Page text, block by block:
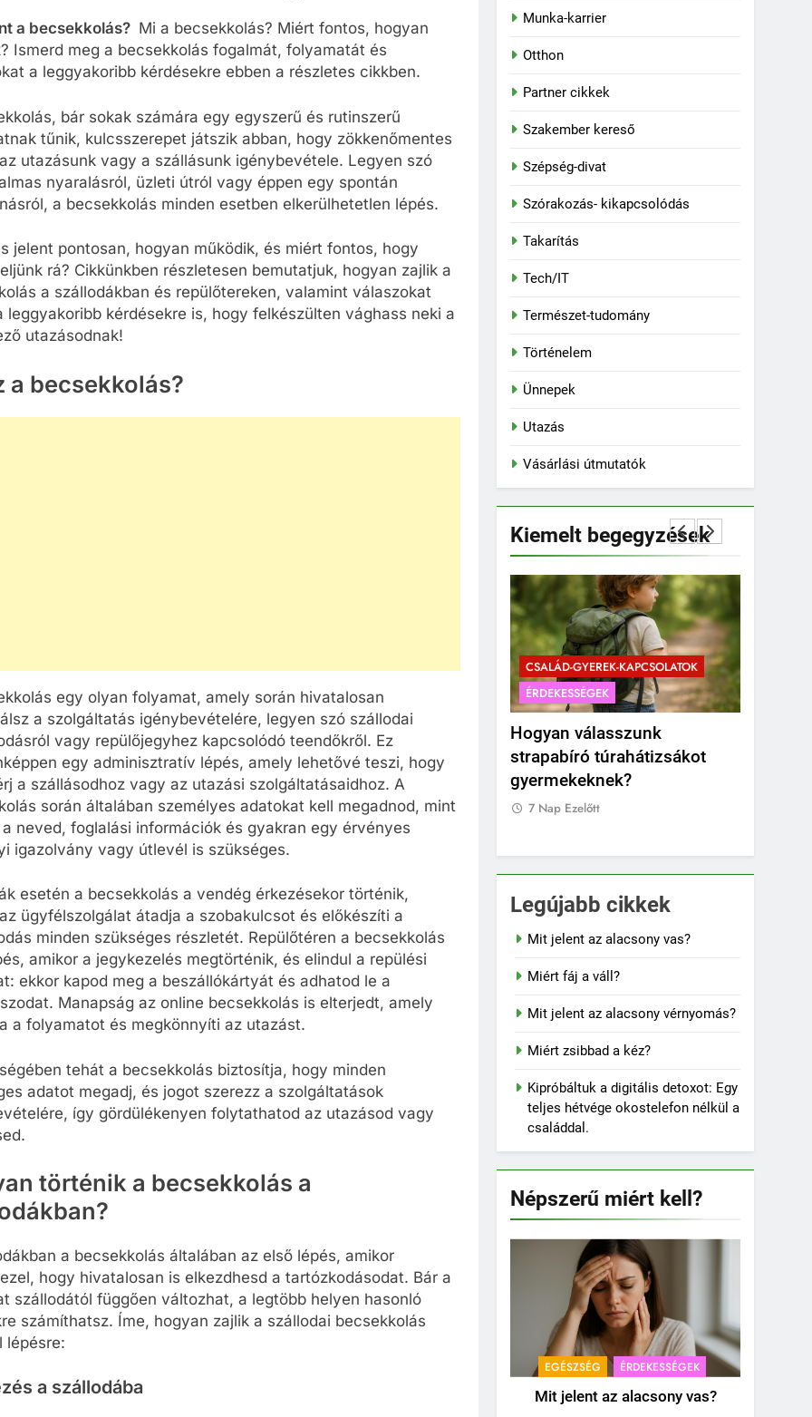
a becsekkolás? Mi a becsekkolás? Miért fontos, hogyan
Ismerd meg a becsekkolás fogalmát, folyamatát és
a leggyakoribb kérdésekre ebben a részletes cikkben.
bár sokak számára egy egyszerű és rutinszerű
tűnik, kulcsszerepet játszik abban, hogy zökkenőmentes
utazásunk vagy a szállásunk igénybevétele. Legyen szó
nyaralásról, üzleti útról vagy éppen egy spontán
a becsekkolás minden esetben elkerülhetetlen lépés.
jelent pontosan, hogyan működik, és miért fontos, hogy
rá? Cikkünkben részletesen bemutatjuk, hogyan zajlik a
a szállodákban és repülőtereken, valamint válaszokat
leggyakoribb kérdésekre is, hogy felkészülten vághass neki a
utazásodnak!
a becsekkolás?
egy olyan folyamat, amely során hivatalosan
a szolgáltatás igénybevételére, legyen szó szállodai
vagy repülőjegyhez kapcsolódó teendőkről. Ez
egy adminisztratív lépés, amely lehetővé teszi, hogy
a szállásodhoz vagy az utazási szolgáltatásaidhoz. A
során általában személyes adatokat kell megadnod, mint
a neved, foglalási információk és gyakran egy érvényes
igazolvány vagy útlevél is szükséges.
esetén a becsekkolás a vendég érkezésekor történik,
ügyfélszolgálat átadja a szobakulcsot és előkészíti a
minden szükséges részletét. Repülőtéren a becsekkolás
amikor a jegykezelés megtörténik, és elindul a repülési
ekkor kapod meg a beszállókártyát és adhatod le a
Manapság az online becsekkolás is elterjedt, amely
a folyamatot és megkönnyíti az utazást.
tehát a becsekkolás biztosítja, hogy minden
adatot megadj, és jogot szerezz a szolgáltatások
így gördülékenyen folytathatod az utazásod vagy
történik a becsekkolás a
a becsekkolás általában az első lépés, amikor
hogy hivatalosan is elkezdhesd a tartózkodásodat. Bár a
szállodától függően változhat, a legtöbb helyen hasonló
számíthatsz. Íme, hogyan zajlik a szállodai becsekkolás
lépésre:
a szállodába
Munka-karrier
Otthon
Partner cikkek
Szakember kereső
Szépség-divat
Szórakozás- kikapcsolódás
Takarítás
Tech/IT
Természet-tudomány
Történelem
Ünnepek
Utazás
Vásárlási útmutatók
Kiemelt begegyzések
CSALÁD-GYEREK-KAPCSOLATOK
ÉRDEKESSÉGEK
Hengerpárna a
babaszobában – amikor a
praktikus részlet prémium
gondoskodássá válik
7 Nap Ezelőtt
CSALÁD-GYEREK-KAPCSOLATOK
ÉRDEKESSÉGEK
Mikor kell légzésfigyelőt
cserélni babáknál?
7 Nap Ezelőtt
CSALÁD-GYEREK-KAPCSOLATOK
ÉRDEKESSÉGEK
Hogyan válasszunk
strapabíró túrahátizsákot
gyermekeknek?
7 Nap Ezelőtt
Legújabb cikkek
Mit jelent az alacsony vas?
Miért fáj a váll?
Mit jelent az alacsony vérnyomás?
Miért zsibbad a kéz?
Kipróbáltuk a digitális detoxot: Egy
teljes hétvége okostelefon nélkül a
családdal.
Népszerű miért kell?
EGÉSZSÉG ÉRDEKESSÉGEK
Mit jelent az alacsony vas?